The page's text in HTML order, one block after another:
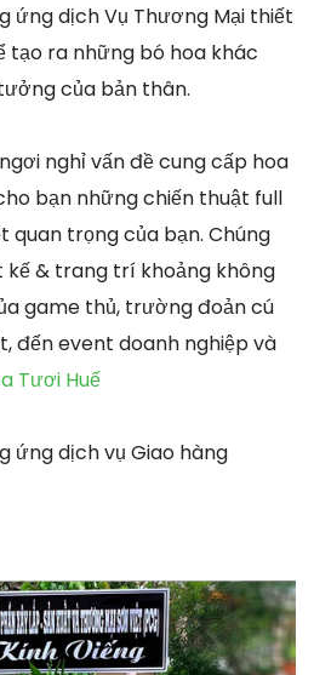
ứng dịch Vụ Thương Mại thiết
tạo ra những bó hoa khác
của bản thân.
nghỉ vấn đề cung cấp hoa
bạn những chiến thuật full
trọng của bạn. Chúng
& trang trí khoảng không
game thủ, trường đoản cú
đến event doanh nghiệp và
Tươi Huế
ứng dịch vụ Giao hàng